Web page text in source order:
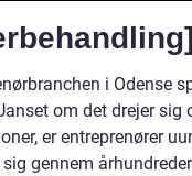
i Odense
om det drejer sig
er entreprenører
gennem